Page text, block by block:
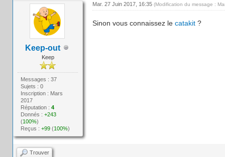
Keep-out
Keep
Messages : 37
Sujets : 0
Inscription : Mars
2017
Réputation :4
Donnés :+243
(100%)
Reçus :+99 (100%)
Mar. 27 Juin 2017, 16:35 (Modification du message :
Sinon vous connaissez le catakit?
Trouver